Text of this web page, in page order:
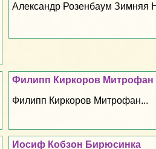
Александр Розенбаум Зимняя
Филипп Киркоров Митрофан
Филипп Киркоров Митрофан...
Иосиф Кобзон Бирюсинка